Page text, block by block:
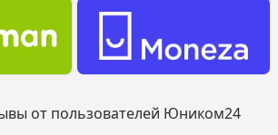
от пользователей Юником24